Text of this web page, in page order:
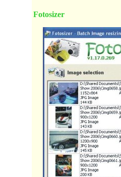
Fotosizer